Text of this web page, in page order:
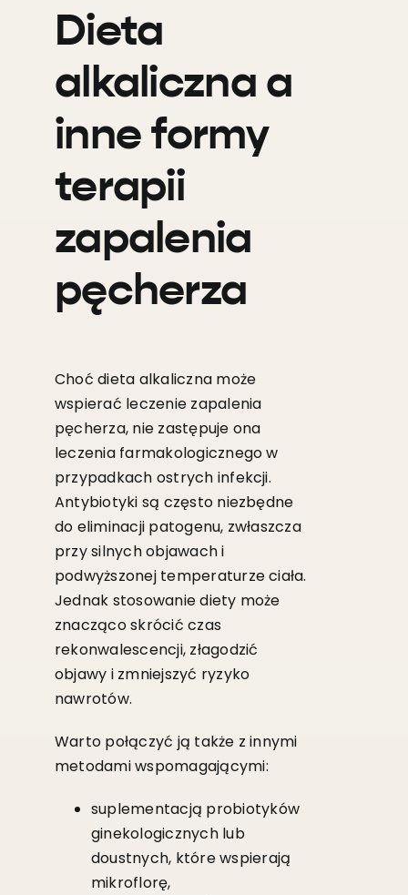
Dieta
alkaliczna a
inne formy
terapii
zapalenia
pęcherza
Choć dieta alkaliczna może
wspierać leczenie zapalenia
pęcherza, nie zastępuje ona
leczenia farmakologicznego w
przypadkach ostrych infekcji.
Antybiotyki są często niezbędne
do eliminacji patogenu, zwłaszcza
przy silnych objawach i
podwyższonej temperaturze ciała.
Jednak stosowanie diety może
znacząco skrócić czas
rekonwalescencji, złagodzić
objawy i zmniejszyć ryzyko
nawrotów.
Warto połączyć ją także z innymi
metodami wspomagającymi:
suplementacją probiotyków
ginekologicznych lub
doustnych, które wspierają
mikroflorę,